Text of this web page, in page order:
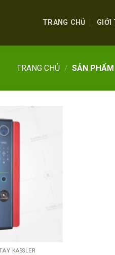
TRANG CHỦ GIỚI
TRANG CHỦ / SẢN
KASSLER